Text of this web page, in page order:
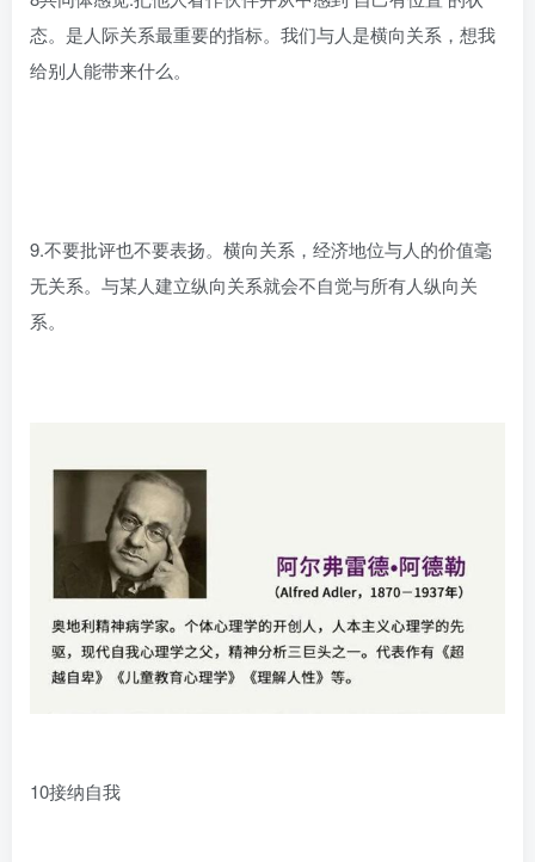
态。是人际关系最重要的指标。我们与人是横向关系，想我
给别人能带来什么。
9.不要批评也不要表扬。横向关系，经济地位与人的价值毫
无关系。与某人建立纵向关系就会不自觉与所有人纵向关
系。
10接纳自我